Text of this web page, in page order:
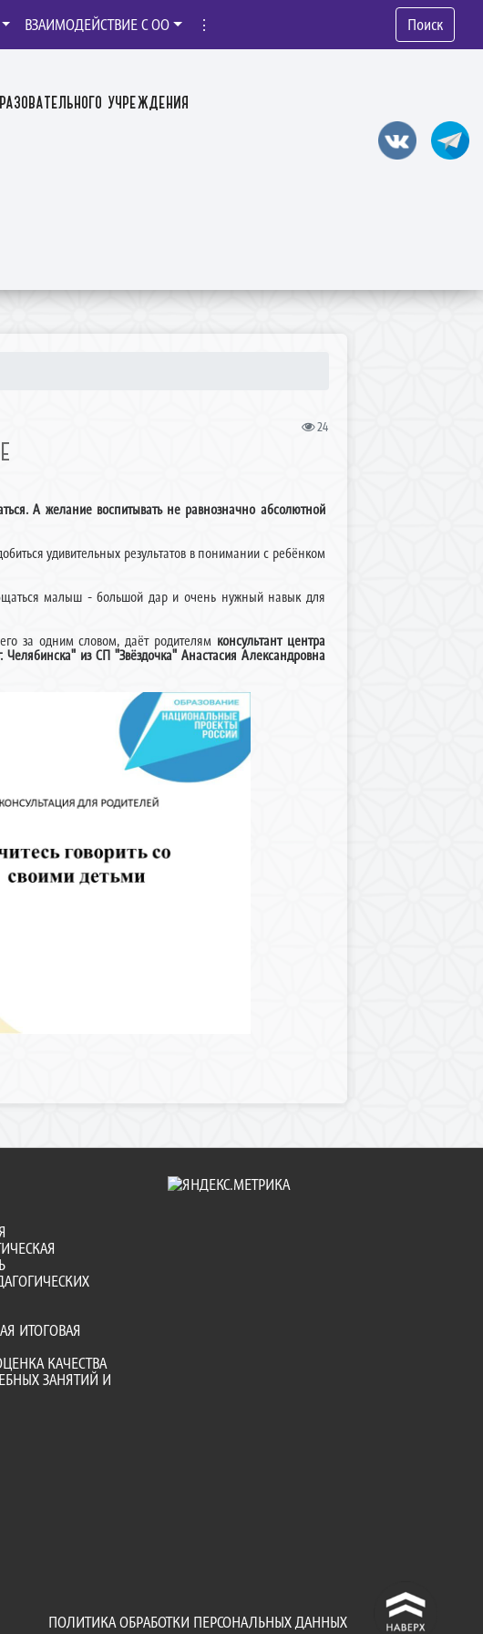
учреждения
ВЗАИМОДЕЙСТВИЕ С ОО ⋮ Поиск
24
А желание воспитывать не равнозначно абсолютной
удивительных результатов в понимании с ребёнком
малыш - большой дар и очень нужный навык для
за одним словом, даёт родителям консультант центра
из СП "Звёздочка" Анастасия Александровна
ИТОГОВАЯ
КАЧЕСТВА
ЗАНЯТИЙ И
^
ПОЛИТИКА ОБРАБОТКИ ПЕРСОНАЛЬНЫХ ДАННЫХ